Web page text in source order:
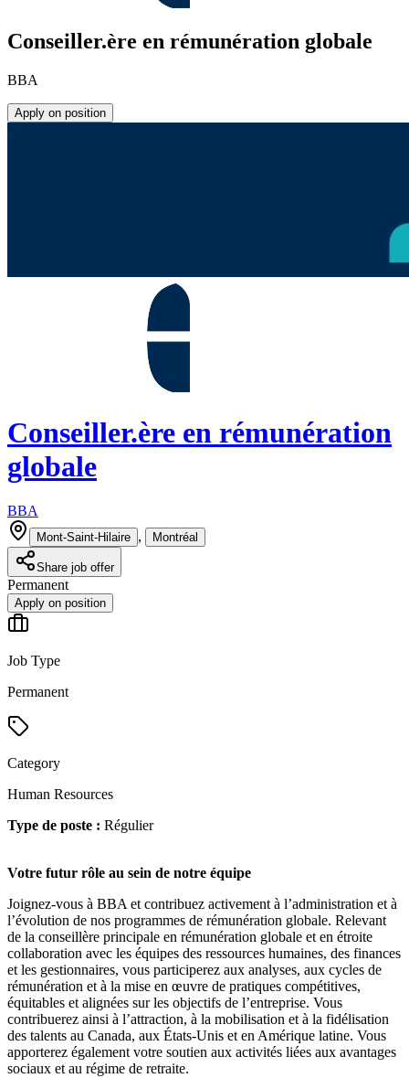
Conseiller.ère en rémunération globale
BBA
Apply on position
Conseiller.ère en rémunération
globale
BBA
Mont-Saint-Hilaire , Montréal
Share job offer
Permanent
Apply on position
Job Type
Permanent
Category
Human Resources
Type de poste : Régulier
Votre futur rôle au sein de notre équipe
Joignez-vous à BBA et contribuez activement à l’administration et à
l’évolution de nos programmes de rémunération globale. Relevant
de la conseillère principale en rémunération globale et en étroite
collaboration avec les équipes des ressources humaines, des finances
et les gestionnaires, vous participerez aux analyses, aux cycles de
rémunération et à la mise en œuvre de pratiques compétitives,
équitables et alignées sur les objectifs de l’entreprise. Vous
contribuerez ainsi à l’attraction, à la mobilisation et à la fidélisation
des talents au Canada, aux États-Unis et en Amérique latine. Vous
apporterez également votre soutien aux activités liées aux avantages
sociaux et au régime de retraite.